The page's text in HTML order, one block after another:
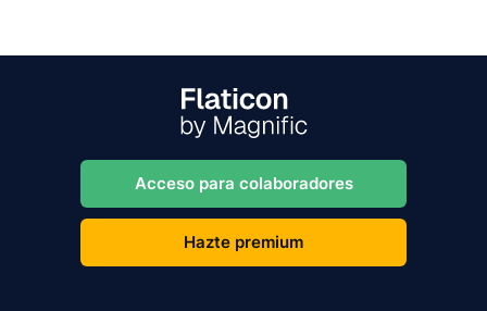
Acceso para colaboradores
Hazte premium